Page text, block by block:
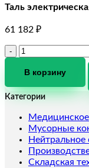
Таль
61 182 ₽
Количество
Таль
TOR
г/
п
1,0
т
12
В корзину
Категории
Мусорные
Нейтральное
Складская